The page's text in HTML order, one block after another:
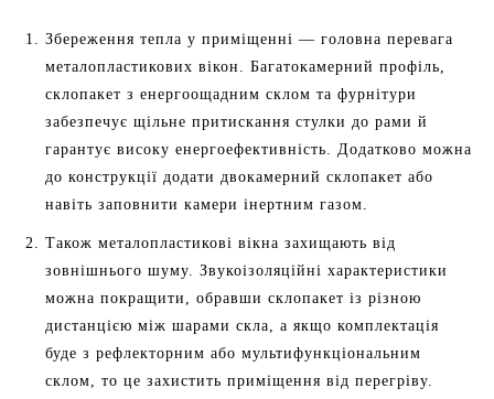
Збереження тепла у приміщенні — головна перевага
металопластикових вікон. Багатокамерний профіль,
склопакет з енергоощадним склом та фурнітури
забезпечує щільне притискання стулки до рами й
гарантує високу енергоефективність. Додатково можна
до конструкції додати двокамерний склопакет або
навіть заповнити камери інертним газом.
Також металопластикові вікна захищають від
зовнішнього шуму. Звукоізоляційні характеристики
можна покращити, обравши склопакет із різною
дистанцією між шарами скла, а якщо комплектація
буде з рефлекторним або мультифункціональним
склом, то це захистить приміщення від перегріву.